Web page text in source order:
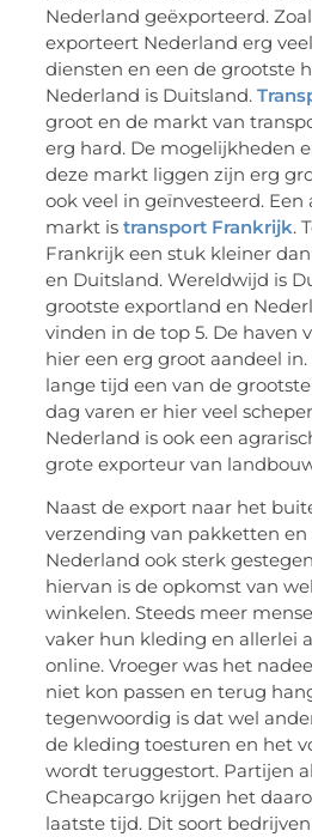
Nederland geëxporteerd.
exporteert Nederland erg
diensten en een de grootste
Nederland is Duitsland.
groot en de markt van
erg hard. De mogelijkheden
deze markt liggen zijn erg
ook veel in geïnvesteerd.
markt istransport Frankrijk.
Frankrijk een stuk kleiner
en Duitsland. Wereldwijd is
grootste exportland en
vinden in de top 5. De haven
hier een erg groot aandeel
lange tijd een van de
dag varen er hier veel
Nederland is ook een
grote exporteur van
Naast de export naar het
verzending van pakketten en
Nederland ook sterk
hiervan is de opkomst van
winkelen. Steeds meer
vaker hun kleding en allerlei
online. Vroeger was het
niet kon passen en terug
tegenwoordig is dat wel
de kleding toesturen en het
wordt teruggestort. Partijen
Cheapcargo krijgen het
laatste tijd. Dit soort